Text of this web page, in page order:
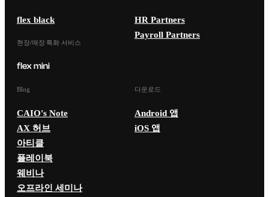
flex black
현장/매장 특화 서비스
HR Partners
Payroll Partners
Blog
CAIO's Note
AX 허브
아티클
플레이북
웨비나
오프라인 세미나
다운로드
Android 앱
iOS 앱